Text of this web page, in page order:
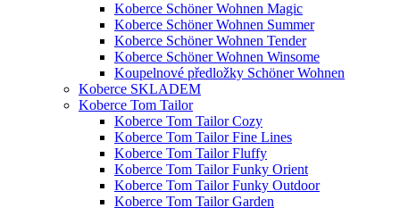
Koberce Schöner Wohnen Magic
Koberce Schöner Wohnen Summer
Koberce Schöner Wohnen Tender
Koberce Schöner Wohnen Winsome
Koupelnové předložky Schöner Wohnen
Koberce SKLADEM
Koberce Tom Tailor
Koberce Tom Tailor Cozy
Koberce Tom Tailor Fine Lines
Koberce Tom Tailor Fluffy
Koberce Tom Tailor Funky Orient
Koberce Tom Tailor Funky Outdoor
Koberce Tom Tailor Garden